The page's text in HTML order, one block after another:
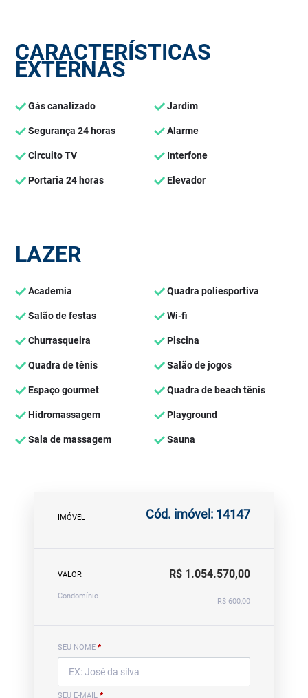
CARACTERÍSTICAS
EXTERNAS
Gás canalizado Jardim
Segurança 24 horas Alarme
Circuito TV Interfone
Portaria 24 horas Elevador
LAZER
Academia Quadra poliesportiva
Salão de festas Wi-fi
Churrasqueira Piscina
Quadra de tênis Salão de jogos
Espaço gourmet Quadra de beach tênis
Hidromassagem Playground
Sala de massagem Sauna
IMÓVEL Cód. imóvel: 14147
VALOR R$ 1.054.570,00
Condomínio
R$ 600,00
SEU NOME *
SEU E-MAIL *